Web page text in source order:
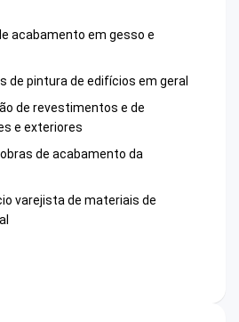
acabamento em gesso e
de pintura de edifícios em geral
de revestimentos e de
e exteriores
de acabamento da
varejista de materiais de